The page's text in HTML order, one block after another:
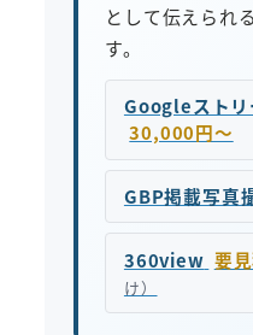
として伝えられ
す。
Googleストリ
30,000円〜
GBP掲載写真
360view 要
け）